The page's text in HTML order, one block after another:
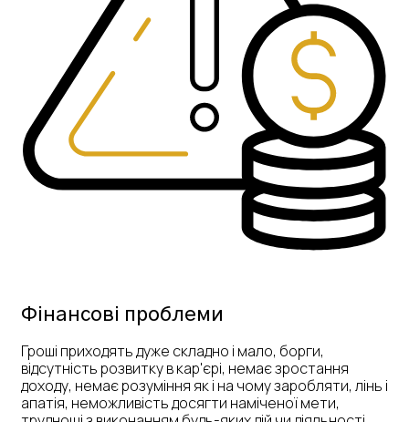
Фінансові проблеми
Гроші приходять дуже складно і мало, борги,
відсутність розвитку в кар'єрі, немає зростання
доходу, немає розуміння як і на чому заробляти, лінь і
апатія, неможливість досягти наміченої мети,